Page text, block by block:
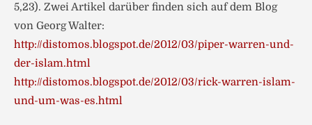
5,23). Zwei Artikel darüber finden sich auf dem Blog
von Georg Walter:
http://distomos.blogspot.de/2012/03/piper-warren-und-
der-islam.html
http://distomos.blogspot.de/2012/03/rick-warren-islam-
und-um-was-es.html